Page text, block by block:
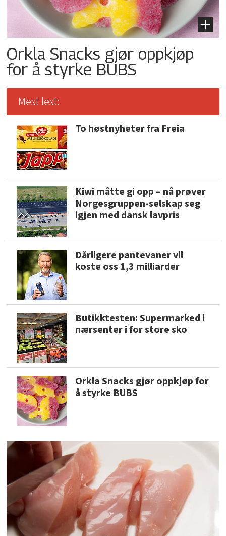
Orkla Snacks gjør oppkjøp
for å styrke BUBS
Mest lest:
To høstnyheter fra Freia
Kiwi måtte gi opp – nå prøver
Norgesgruppen-selskap seg
igjen med dansk lavpris
Dårligere pantevaner vil
koste oss 1,3 milliarder
Butikktesten: Supermarked i
nærsenter i for store sko
Orkla Snacks gjør oppkjøp for
å styrke BUBS